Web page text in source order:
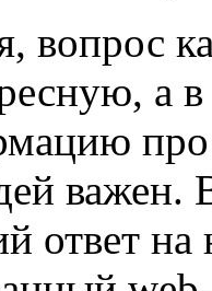
вопрос
а
важен.
ответ на